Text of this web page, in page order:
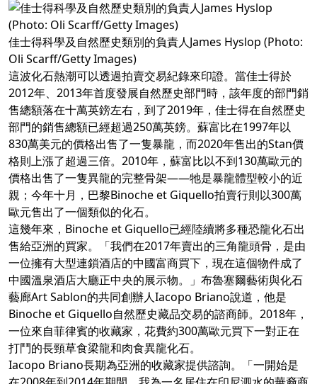
佳士得科學及自然歷史類別的負責人James Hyslop (Photo:
Oli Scarff/Getty Images)
這波化石熱潮可以透過拍賣交易紀錄來印證。當佳士得於
2012年、2013年首度發展自然歷史部門時，該年度的部門銷
售總額落在十萬英鎊左右，到了2019年，佳士得在自然歷史
部門的銷售總額已經超過250萬英鎊。蘇富比在1997年以
830萬美元的價格出售了一隻暴龍，而2020年售出的Stan價
格則上漲了超過三倍。2010年，蘇富比以不到130萬歐元的
價格出售了一隻異龍的完整骨架——牠是暴龍體型較小的近
親；今年十月，巴黎Binoche et Giquello拍賣行則以300萬
歐元售出了一個類似的化石。
這幾年來，Binoche et Giquello已經陸續將多種恐龍化石出
售給亞洲的買家。「我們在2017年賣出的三角龍頭骨，是由
一位擁有大型連鎖酒店的中國富商買下，現在這個物件成了
中國溫泉酒店大廳正中央的展示物。」布魯塞爾藝術與化石
藝廊Art Sablon的共同創辦人Iacopo Briano說道，他是
Binoche et Giquello自然歷史藏品交易的諮商師。2018年，
一位來自菲律賓的收藏家，花費約300萬歐元買下一對正在
打鬥的長頸草食梁龍和肉食異龍化石。
Iacopo Briano長期為亞洲的收藏家提供諮詢。「一開始是